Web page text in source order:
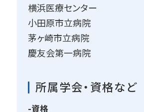
横浜医療センター
小田原市立病院
茅ヶ崎市立病院
慶友会第一病院
所属学会・資格など
-資格